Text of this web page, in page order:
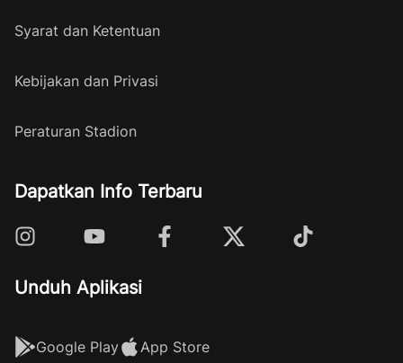
Syarat dan Ketentuan
Kebijakan dan Privasi
Peraturan Stadion
Dapatkan Info Terbaru
Unduh Aplikasi
Google Play App Store